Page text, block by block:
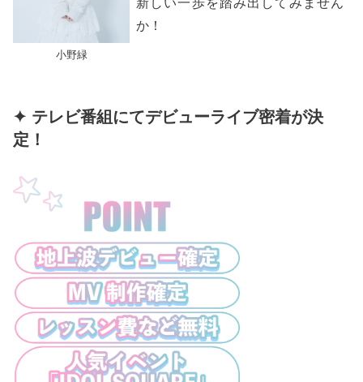
小野緑
か！
✦ テレビ番組にてデビューライブ密着が決
定！